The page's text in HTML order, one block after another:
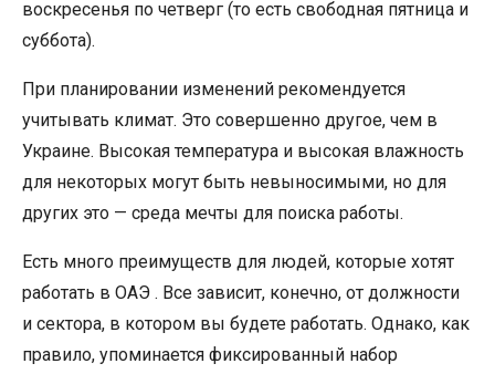
воскресенья по четверг (то есть свободная пятница и
суббота).
При планировании изменений рекомендуется
учитывать климат. Это совершенно другое, чем в
Украине. Высокая температура и высокая влажность
для некоторых могут быть невыносимыми, но для
других это — среда мечты для поиска работы.
Есть много преимуществ для людей, которые хотят
работать в ОАЭ . Все зависит, конечно, от должности
и сектора, в котором вы будете работать. Однако, как
правило, упоминается фиксированный набор